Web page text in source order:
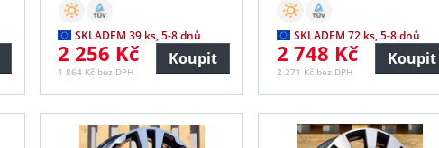
SKLADEM 39 ks, 5-8 dnů
2 256 Kč
1 864 Kč bez DPH
Koupit
SKLADEM 72 ks, 5-8 dnů
2 748 Kč
2 271 Kč bez DPH
Koupit